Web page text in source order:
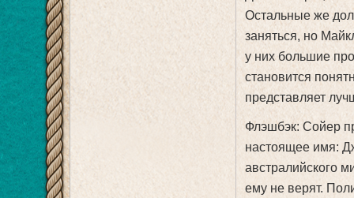
Остальные же
заняться, но
у них большие
становится
представляет
Флэшбэк: Сойер
настоящее имя:
австралийского
ему не верят.